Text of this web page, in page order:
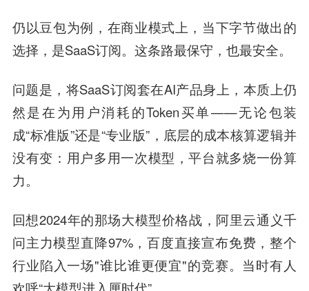
仍以豆包为例，在商业模式上，当下字节做出的
选择，是SaaS订阅。这条路最保守，也最安全。
问题是，将SaaS订阅套在AI产品身上，本质上仍
然是在为用户消耗的Token买单——无论包装
成“标准版”还是“专业版”，底层的成本核算逻辑并
没有变：用户多用一次模型，平台就多烧一份算
力。
回想2024年的那场大模型价格战，阿里云通义千
问主力模型直降97%，百度直接宣布免费，整个
行业陷入一场"谁比谁更便宜"的竞赛。当时有人